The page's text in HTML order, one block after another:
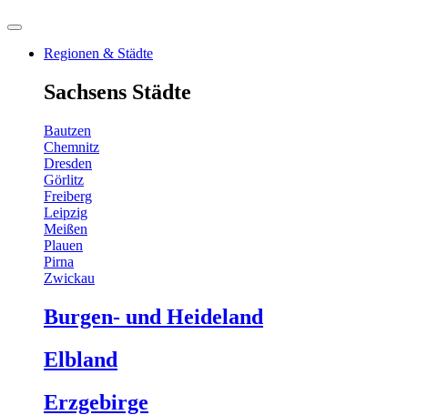
Regionen & Städte
Sachsens Städte
Bautzen
Chemnitz
Dresden
Görlitz
Freiberg
Leipzig
Meißen
Plauen
Pirna
Zwickau
Burgen- und Heideland
Elbland
Erzgebirge